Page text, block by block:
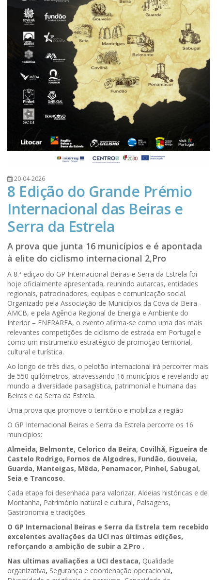
20-04-2026
8 Edição do Grande Prémio
Internacional das Beiras e
Serra da Estrela
A prova que junta 16 municípios e é apontada
à elite do ciclismo internacional 2,Pro
A 8.ª edição do GP Internacional Beiras e Serra da Estrela foi
hoje oficialmente apresentada, reunindo autarcas, entidades
regionais, patrocinadores, equipas e comunicação social.
Organizado pela Associação de Municípios da Cova da Beira -
AMCB, e pela Agência Regional de Energia e Ambiente do
Interior – ENERAREA, o evento afirma-se como uma das mais
relevantes competições de ciclismo de estrada em Portugal e
como um instrumento estratégico de promoção territorial,
cultural e turística.
Ao longo de três dias, o pelotão internacional irá percorrer mais
de 550 quilómetros, atravessando 16 municípios e revelando ao
mundo a diversidade paisagística, patrimonial e humana das
Beiras e da Serra da Estrela.
Uma prova que promove o território e mobiliza a região
O GP Internacional Beiras e Serra da Estrela percorre os 16
municípios:
Almeida, Belmonte, Celorico da Beira, Covilhã, Figueira de
Castelo Rodrigo, Fornos de Algodres, Fundão, Gouveia,
Guarda, Manteigas, Mêda, Penamacor, Pinhel, Sabugal,
Seia e Trancoso.
Cada etapa foi desenhada para valorizar, Aldeias históricas e de
Montanha, Património natural e cultural, Paisagens,
Gastronomia e tradições.
O GP Internacional Beiras e Serra da Estrela tem recebido
excelentes avaliações da UCI nas últimas edições,
reforçando a ambição de subir a 2.Pro .
Nas ultimas avaliações a UCI destaca, Qualidade
organizativa, Segurança e coordenação operacional,